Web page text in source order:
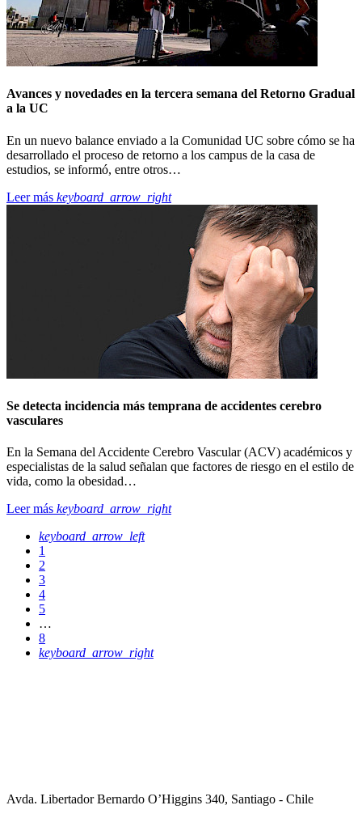
Avances y novedades en la tercera semana del Retorno Gradual
a la UC
En un nuevo balance enviado a la Comunidad UC sobre cómo se ha
desarrollado el proceso de retorno a los campus de la casa de
estudios, se informó, entre otros…
Leer más keyboard_arrow_right
Se detecta incidencia más temprana de accidentes cerebro
vasculares
En la Semana del Accidente Cerebro Vascular (ACV) académicos y
especialistas de la salud señalan que factores de riesgo en el estilo de
vida, como la obesidad…
Leer más keyboard_arrow_right
keyboard_arrow_left
1
2
3
4
5
…
8
keyboard_arrow_right
Avda. Libertador Bernardo O’Higgins 340, Santiago - Chile